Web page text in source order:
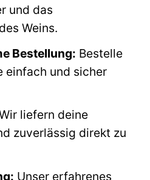
und das
Weins.
Bestellung: Bestelle
einfach und sicher
liefern deine
zuverlässig direkt zu
Unser erfahrenes